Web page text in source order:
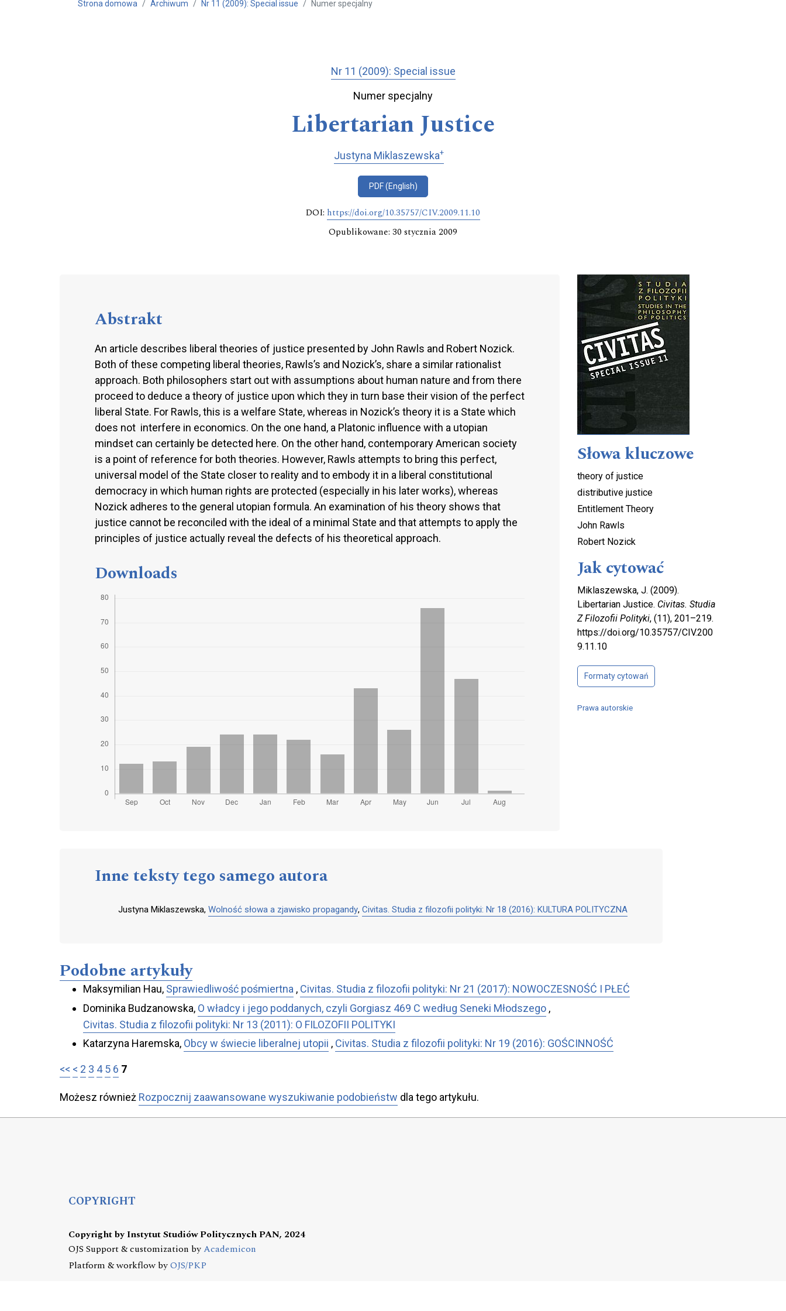
Strona domowa Archiwum Nr 11 (2009): Special issue Numer specjalny
Nr 11 (2009): Special issue
Numer specjalny
Libertarian Justice
Justyna Miklaszewska+
PDF (English)
DOI: https://doi.org/10.35757/CIV.2009.11.10
Opublikowane: 30 stycznia 2009
Abstrakt
An article describes liberal theories of justice presented by John Rawls and Robert Nozick.
Both of these competing liberal theories, Rawls’s and Nozick’s, share a similar rationalist
approach. Both philosophers start out with assumptions about human nature and from there
proceed to deduce a theory of justice upon which they in turn base their vision of the perfect
liberal State. For Rawls, this is a welfare State, whereas in Nozick’s theory it is a State which
does not interfere in economics. On the one hand, a Platonic influence with a utopian
mindset can certainly be detected here. On the other hand, contemporary American society
is a point of reference for both theories. However, Rawls attempts to bring this perfect,
universal model of the State closer to reality and to embody it in a liberal constitutional
democracy in which human rights are protected (especially in his later works), whereas
Nozick adheres to the general utopian formula. An examination of his theory shows that
justice cannot be reconciled with the ideal of a minimal State and that attempts to apply the
principles of justice actually reveal the defects of his theoretical approach.
Downloads
Cover image
Słowa kluczowe
theory of justice
distributive justice
Entitlement Theory
John Rawls
Robert Nozick
Jak cytować
Miklaszewska, J. (2009).
Libertarian Justice. Civitas. Studia
Z Filozofii Polityki, (11), 201–219.
https://doi.org/10.35757/CIV.200
9.11.10
Formaty cytowań
Prawa autorskie
Inne teksty tego samego autora
Justyna Miklaszewska, Wolność słowa a zjawisko propagandy, Civitas. Studia z filozofii polityki: Nr 18 (2016): KULTURA POLITYCZNA
Podobne artykuły
Maksymilian Hau, Sprawiedliwość pośmiertna , Civitas. Studia z filozofii polityki: Nr 21 (2017): NOWOCZESNOŚĆ I PŁEĆ
Dominika Budzanowska, O władcy i jego poddanych, czyli Gorgiasz 469 C według Seneki Młodszego ,
Civitas. Studia z filozofii polityki: Nr 13 (2011): O FILOZOFII POLITYKI
Katarzyna Haremska, Obcy w świecie liberalnej utopii , Civitas. Studia z filozofii polityki: Nr 19 (2016): GOŚCINNOŚĆ
<< < 2 3 4 5 6 7
Możesz również Rozpocznij zaawansowane wyszukiwanie podobieństw dla tego artykułu.
COPYRIGHT
Copyright by Instytut Studiów Politycznych PAN, 2024
OJS Support & customization byAcademicon
Platform & workflow byOJS/PKP